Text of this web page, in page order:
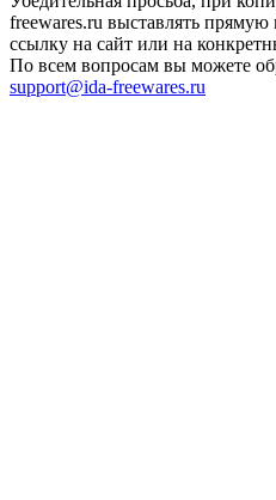
freewares.ru выставлять
ссылку на сайт или на
По всем вопросам вы можете
support@ida-freewares.ru